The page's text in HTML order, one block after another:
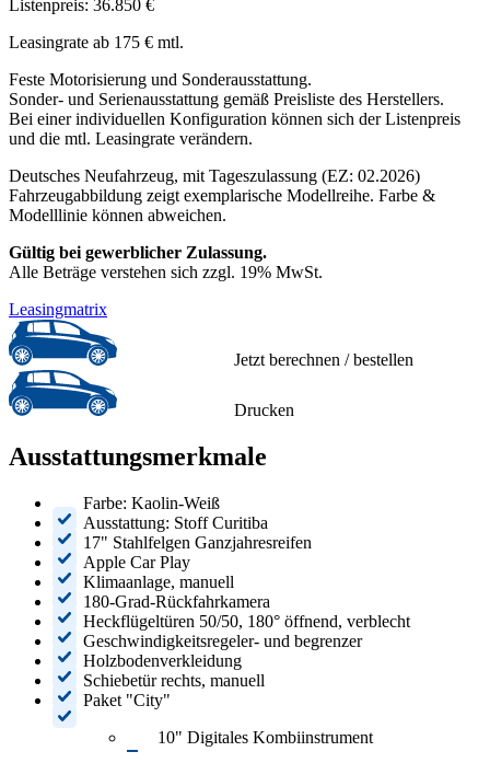
Listenpreis: 36.850 €
Leasingrate ab 175 € mtl.
Feste Motorisierung und Sonderausstattung.
Sonder- und Serienausstattung gemäß Preisliste des Herstellers.
Bei einer individuellen Konfiguration können sich der Listenpreis
und die mtl. Leasingrate verändern.
Deutsches Neufahrzeug, mit Tageszulassung (EZ: 02.2026)
Fahrzeugabbildung zeigt exemplarische Modellreihe. Farbe &
Modelllinie können abweichen.
Gültig bei gewerblicher Zulassung.
Alle Beträge verstehen sich zzgl. 19% MwSt.
Leasingmatrix
Jetzt berechnen / bestellen
Drucken
Ausstattungsmerkmale
Farbe: Kaolin-Weiß
Ausstattung: Stoff Curitiba
17" Stahlfelgen Ganzjahresreifen
Apple Car Play
Klimaanlage, manuell
180-Grad-Rückfahrkamera
Heckflügeltüren 50/50, 180° öffnend, verblecht
Geschwindigkeitsregeler- und begrenzer
Holzbodenverkleidung
Schiebetür rechts, manuell
Paket "City"
10" Digitales Kombiinstrument